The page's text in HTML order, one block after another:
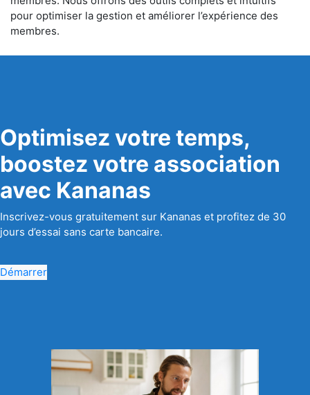
pour optimiser la gestion et améliorer l’expérience des
membres.
Optimisez votre temps,
boostez votre association
avec Kananas
Inscrivez-vous gratuitement sur Kananas et profitez de 30
jours d’essai sans carte bancaire.
Démarrer